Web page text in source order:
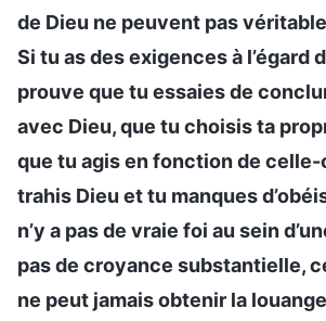
de Dieu ne peuvent pas
Si tu as des exigences à l’égard
prouve que tu essaies de
avec Dieu, que tu choisis ta
que tu agis en fonction de celle-
trahis Dieu et tu manques
n’y a pas de vraie foi au sein
pas de croyance substantielle,
ne peut jamais obtenir la